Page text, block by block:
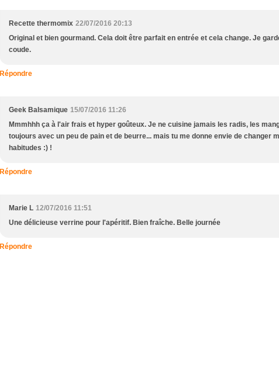
Recette thermomix 22/07/2016 20:13
Original et bien gourmand. Cela doit être parfait en entrée et cela change. Je
coude.
Répondre
Geek Balsamique 15/07/2016 11:26
Mmmhhh ça à l'air frais et hyper goûteux. Je ne cuisine jamais les radis, les
toujours avec un peu de pain et de beurre... mais tu me donne envie de changer
habitudes :) !
Répondre
Marie L 12/07/2016 11:51
Une délicieuse verrine pour l'apéritif. Bien fraîche. Belle journée
Répondre